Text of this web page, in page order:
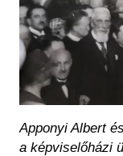
Apponyi Albert
a képviselőházi